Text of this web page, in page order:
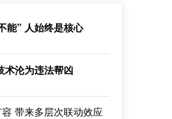
能” 人始终是核心
术沦为违法帮凶
带来多层次联动效应